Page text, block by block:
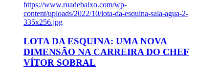
https://www.ruadebaixo.com/wp-
content/uploads/2022/10/lota-da-esquina-sala-agua-2-
335x256.jpg
LOTA DA ESQUINA: UMA NOVA
DIMENSÃO NA CARREIRA DO CHEF
VÍTOR SOBRAL